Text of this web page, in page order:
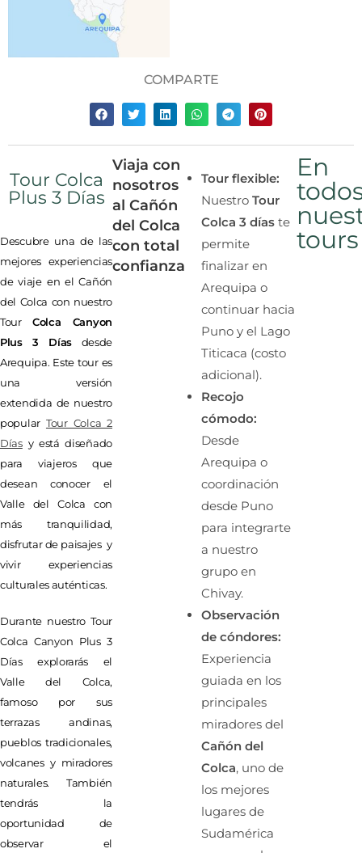
COMPARTE
Tour Colca
Plus 3 Días
Descubre una de las
mejores experiencias
de viaje en el Cañón
del Colca con nuestro
TourColca Canyon
Plus 3 Días desde
Arequipa. Este tour es
una versión
extendida de nuestro
popular Tour Colca 2
Díasy está diseñado
para viajeros que
desean conocer el
Valle del Colca con
más tranquilidad,
disfrutar de paisajes y
vivir experiencias
culturales auténticas.
Durante nuestro Tour
Colca Canyon Plus 3
Días explorarás el
Valle del Colca,
famoso por sus
terrazas andinas,
pueblos tradicionales,
volcanes y miradores
naturales. También
tendrás la
oportunidad de
observar el
Viaja con
nosotros
al Cañón
del Colca
con total
confianza
Tour flexible:
Nuestro Tour
Colca 3 días te
permite
finalizar en
Arequipa o
continuar hacia
Puno y el Lago
Titicaca (costo
adicional).
Recojo
cómodo:
Desde
Arequipa o
coordinación
desde Puno
para integrarte
a nuestro
grupo en
Chivay.
Observación
de cóndores:
Experiencia
guiada en los
principales
miradores del
Cañón del
Colca, uno de
los mejores
lugares de
Sudamérica
En
tours